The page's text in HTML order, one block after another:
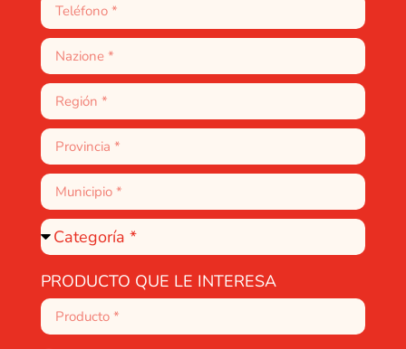
PRODUCTO QUE LE INTERESA